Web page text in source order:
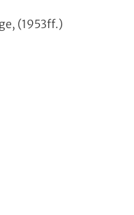
(1953ff.)